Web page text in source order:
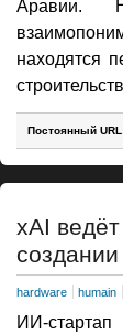
Аравии.
находятся
Постоянный
xAI
hardware humain
ИИ-